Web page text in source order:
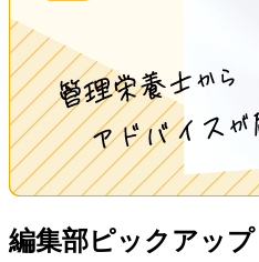
編集部ピックアップ